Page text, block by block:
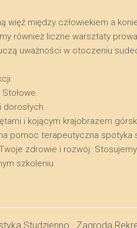
więź między człowiekiem a
również liczne warsztaty
uważności w otoczeniu
i kojącym krajobrazem
pomoc terapeutyczna spotyka
zdrowie i rozwój. Stosujemy
szkoleniu.
Studzienno · Zagroda